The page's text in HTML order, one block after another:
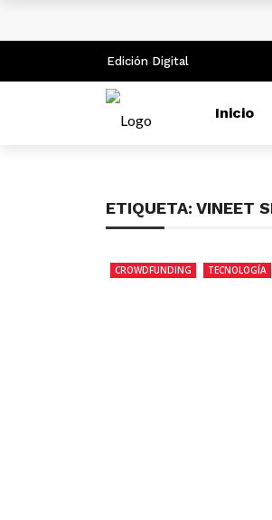
Antes del 8 de
Edición Digital
Inicio
ETIQUETA: VINEET
CROWDFUNDING TECNOLOGÍA